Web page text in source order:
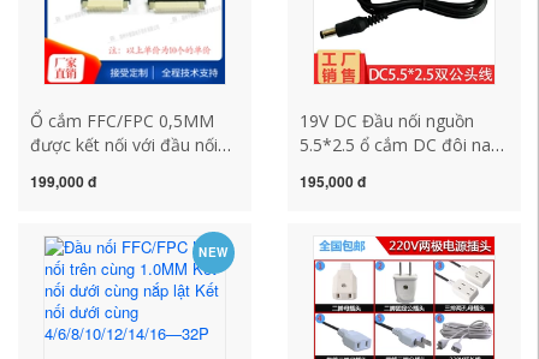
Ổ cắm FFC/FPC 0,5MM
được kết nối với đầu nối
199,000 đ
19V DC Đầu nối nguồn
5.5*2.5 ổ cắm DC đôi nam
tương thích với ổ cắm cái
195,000 đ
NEW